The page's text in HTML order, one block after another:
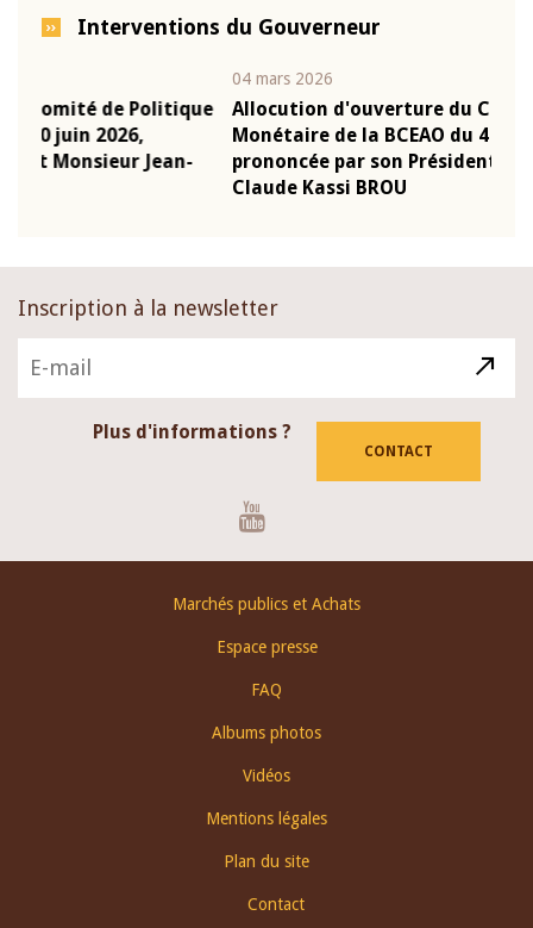
Interventions du Gouverneur
Allocution d'ouverture du Comité de Politique
Monétaire de la BCEAO du 4 mars 2026,
prononcée par son Président Monsieur Jean-
Inscription à la newsletter
Plus d'informations ?
CONTACT
Marchés publics et Achats
Espace presse
FAQ
Albums photos
Vidéos
Mentions légales
Plan du site
Contact